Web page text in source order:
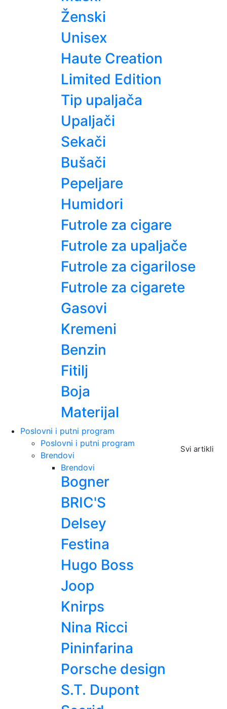
Ženski
Unisex
Haute Creation
Limited Edition
Tip upaljača
Upaljači
Sekači
Bušači
Pepeljare
Humidori
Futrole za cigare
Futrole za upaljače
Futrole za cigarilose
Futrole za cigarete
Gasovi
Kremeni
Benzin
Fitilj
Boja
Materijal
Poslovni i putni program
Svi artikli
Poslovni i putni program
Brendovi
Brendovi
Bogner
BRIC'S
Delsey
Festina
Hugo Boss
Joop
Knirps
Nina Ricci
Pininfarina
Porsche design
S.T. Dupont